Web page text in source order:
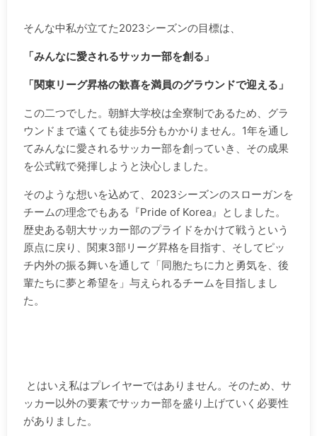
そんな中私が立てた2023シーズンの目標は、
「みんなに愛されるサッカー部を創る」
「関東リーグ昇格の歓喜を満員のグラウンドで迎える」
この二つでした。朝鮮大学校は全寮制であるため、グラ
ウンドまで遠くても徒歩5分もかかりません。1年を通し
てみんなに愛されるサッカー部を創っていき、その成果
を公式戦で発揮しようと決心しました。
そのような想いを込めて、2023シーズンのスローガンを
チームの理念でもある『Pride of Korea』としました。
歴史ある朝大サッカー部のプライドをかけて戦うという
原点に戻り、関東3部リーグ昇格を目指す、そしてピッ
チ内外の振る舞いを通して「同胞たちに力と勇気を、後
輩たちに夢と希望を」与えられるチームを目指しまし
た。
とはいえ私はプレイヤーではありません。そのため、サ
ッカー以外の要素でサッカー部を盛り上げていく必要性
がありました。